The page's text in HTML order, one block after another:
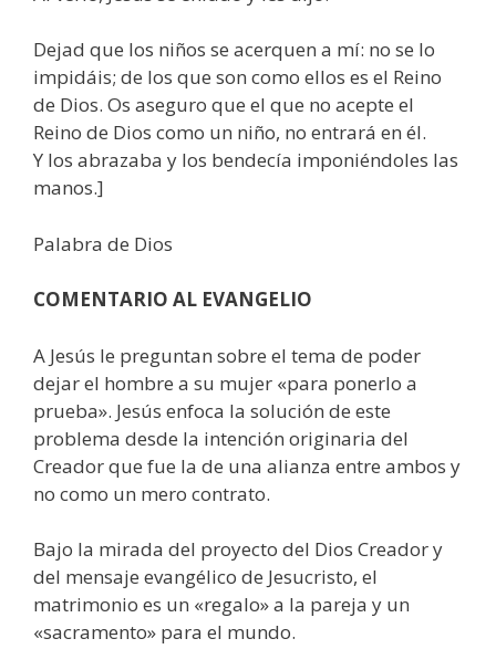
Dejad que los niños se acerquen a mí: no se lo
impidáis; de los que son como ellos es el Reino
de Dios. Os aseguro que el que no acepte el
Reino de Dios como un niño, no entrará en él.
Y los abrazaba y los bendecía imponiéndoles las
manos.]
Palabra de Dios
COMENTARIO AL EVANGELIO
A Jesús le preguntan sobre el tema de poder
dejar el hombre a su mujer «para ponerlo a
prueba». Jesús enfoca la solución de este
problema desde la intención originaria del
Creador que fue la de una alianza entre ambos y
no como un mero contrato.
Bajo la mirada del proyecto del Dios Creador y
del mensaje evangélico de Jesucristo, el
matrimonio es un «regalo» a la pareja y un
«sacramento» para el mundo.